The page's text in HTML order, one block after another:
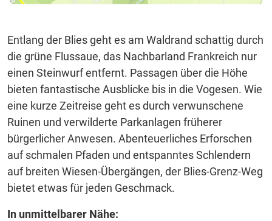
Entlang der Blies geht es am Waldrand schattig durch
die grüne Flussaue, das Nachbarland Frankreich nur
einen Steinwurf entfernt. Passagen über die Höhe
bieten fantastische Ausblicke bis in die Vogesen. Wie
eine kurze Zeitreise geht es durch verwunschene
Ruinen und verwilderte Parkanlagen früherer
bürgerlicher Anwesen. Abenteuerliches Erforschen
auf schmalen Pfaden und entspanntes Schlendern
auf breiten Wiesen-Übergängen, der Blies-Grenz-Weg
bietet etwas für jeden Geschmack.
In unmittelbarer Nähe: